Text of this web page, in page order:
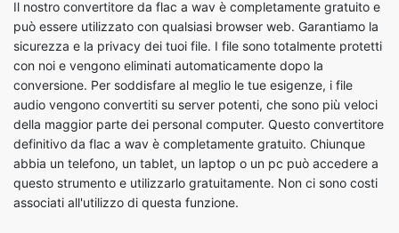
con noi e vengono eliminati automaticamente dopo la
conversione. Per soddisfare al meglio le tue esigenze, i file
audio vengono convertiti su server potenti, che sono più veloci
della maggior parte dei personal computer. Questo convertitore
definitivo da flac a wav è completamente gratuito. Chiunque
abbia un telefono, un tablet, un laptop o un pc può accedere a
questo strumento e utilizzarlo gratuitamente. Non ci sono costi
associati all'utilizzo di questa funzione.